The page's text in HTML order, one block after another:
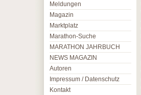
Meldungen
Magazin
Marktplatz
Marathon-Suche
MARATHON JAHRBUCH
NEWS MAGAZIN
Autoren
Impressum / Datenschutz
Kontakt